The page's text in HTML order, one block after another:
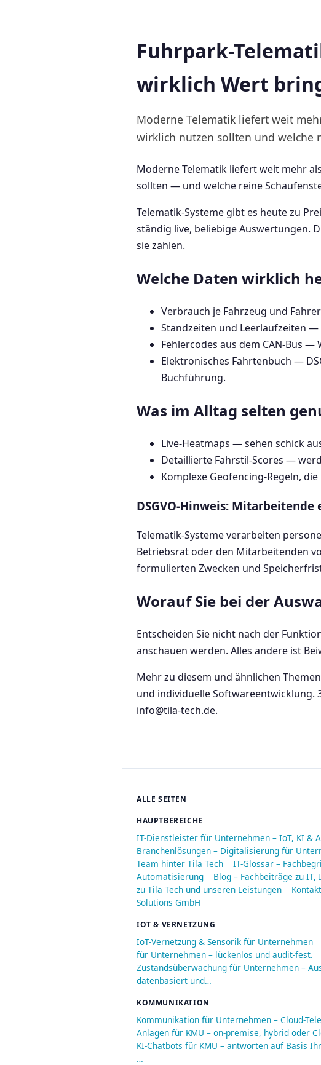
Fuhrpark-
wirklich Wert
Moderne Telematik liefert weit
wirklich nutzen sollten und welche
Moderne Telematik liefert weit mehr
sollten — und welche reine
Telematik-Systeme gibt es heute zu
ständig live, beliebige Auswertungen.
sie zahlen.
Welche Daten wirklich
Verbrauch je Fahrzeug und
Standzeiten und Leerlaufzeiten
Fehlercodes aus dem CAN-Bus
Elektronisches Fahrtenbuch —
Buchführung.
Was im Alltag selten
Live-Heatmaps — sehen schick
Detaillierte Fahrstil-Scores —
Komplexe Geofencing-Regeln,
DSGVO-Hinweis: Mitarbeitende
Telematik-Systeme verarbeiten
Betriebsrat oder den Mitarbeitenden
formulierten Zwecken und
Worauf Sie bei der
Entscheiden Sie nicht nach der
anschauen werden. Alles andere ist
Mehr zu diesem und ähnlichen
und individuelle Softwareentwicklung.
info@tila-tech.de.
ALLE SEITEN
HAUPTBEREICHE
IT-Dienstleister für Unternehmen – IoT, KI &
Branchenlösungen – Digitalisierung für
Team hinter Tila Tech
IT-Glossar –
Automatisierung
Blog – Fachbeiträge zu
zu Tila Tech und unseren Leistungen
Solutions GmbH
IOT & VERNETZUNG
IoT-Vernetzung & Sensorik für Unternehmen
für Unternehmen – lückenlos und audit-fest.
Zustandsüberwachung für Unternehmen –
datenbasiert und…
KOMMUNIKATION
Kommunikation für Unternehmen – Cloud-
Anlagen für KMU – on-premise, hybrid oder
KI-Chatbots für KMU – antworten auf Basis
…